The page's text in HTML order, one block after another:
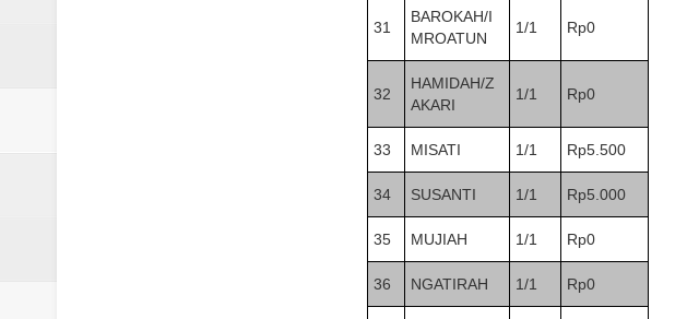
31
BAROKAH/I
MROATUN
1/1 Rp0
32
HAMIDAH/Z
AKARI
1/1 Rp0
33 MISATI 1/1 Rp5.500
34 SUSANTI 1/1 Rp5.000
35 MUJIAH 1/1 Rp0
36 NGATIRAH 1/1 Rp0